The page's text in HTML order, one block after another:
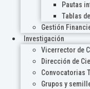
Pautas
Tablas
Gestión
Investigación
Vicerrector de
Dirección de
Convocatorias
Grupos y